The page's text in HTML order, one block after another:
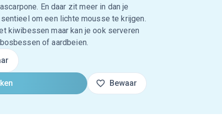
En daar zit meer in dan je
om een lichte mousse te krijgen.
kiwibessen maar kan je ook serveren
of aardbeien.
Bewaar